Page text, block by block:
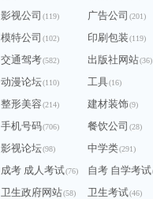
影视公司 (119) 广告公司 (201)
模特公司 (102) 印刷包装(119)
交通驾考(582) 出版社网站(36)
动漫论坛(110) 工具(16)
整形美容(214) 建材装饰(9)
手机号码(706) 餐饮公司 (28)
影视论坛(98) 中学类(291)
成考 成人考试(76) 自考 自学考试
卫生政府网站(58) 卫生考试(46)